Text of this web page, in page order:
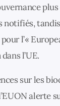
notifiés,
l’«
l’UE.
sur les
alerte